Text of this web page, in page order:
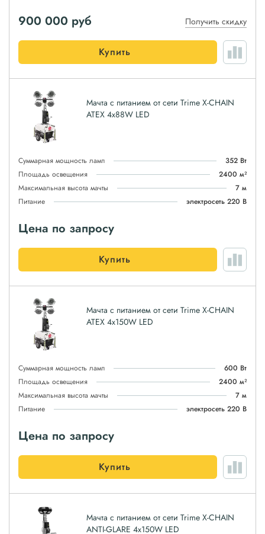
900 000 руб Получить скидку
Купить
Мачта с питанием от сети Trime X-CHAIN
ATEX 4x88W LED
Суммарная мощность ламп
352 Вт
Площадь освещения
2400 м²
Максимальная высота мачты
7 м
Питание
электросеть 220 В
Цена по запросу
Купить
Мачта с питанием от сети Trime X-CHAIN
ATEX 4x150W LED
Суммарная мощность ламп
600 Вт
Площадь освещения
2400 м²
Максимальная высота мачты
7 м
Питание
электросеть 220 В
Цена по запросу
Купить
Мачта с питанием от сети Trime X-CHAIN
ANTI-GLARE 4x150W LED